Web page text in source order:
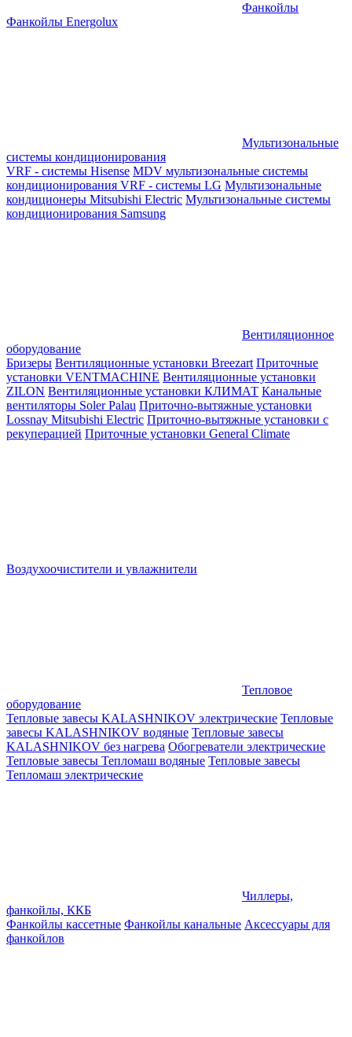
Фанкойлы
Фанкойлы Energolux
Мультизональные
системы кондиционирования
VRF - системы Hisense MDV мультизональные системы
кондиционирования VRF - системы LG Мультизональные
кондиционеры Mitsubishi Electric Мультизональные системы
кондиционирования Samsung
Вентиляционное
оборудование
Бризеры Вентиляционные установки Breezart Приточные
установки VENTMACHINE Вентиляционные установки
ZILON Вентиляционные установки КЛИМАТ Канальные
вентиляторы Soler Palau Приточно-вытяжные установки
Lossnay Mitsubishi Electric Приточно-вытяжные установки с
рекуперацией Приточные установки General Climate
Воздухоочистители и увлажнители
Тепловое
оборудование
Тепловые завесы KALASHNIKOV электрические Тепловые
завесы KALASHNIKOV водяные Тепловые завесы
KALASHNIKOV без нагрева Обогреватели электрические
Тепловые завесы Тепломаш водяные Тепловые завесы
Тепломаш электрические
Чиллеры,
фанкойлы, ККБ
Фанкойлы кассетные Фанкойлы канальные Аксессуары для
фанкойлов